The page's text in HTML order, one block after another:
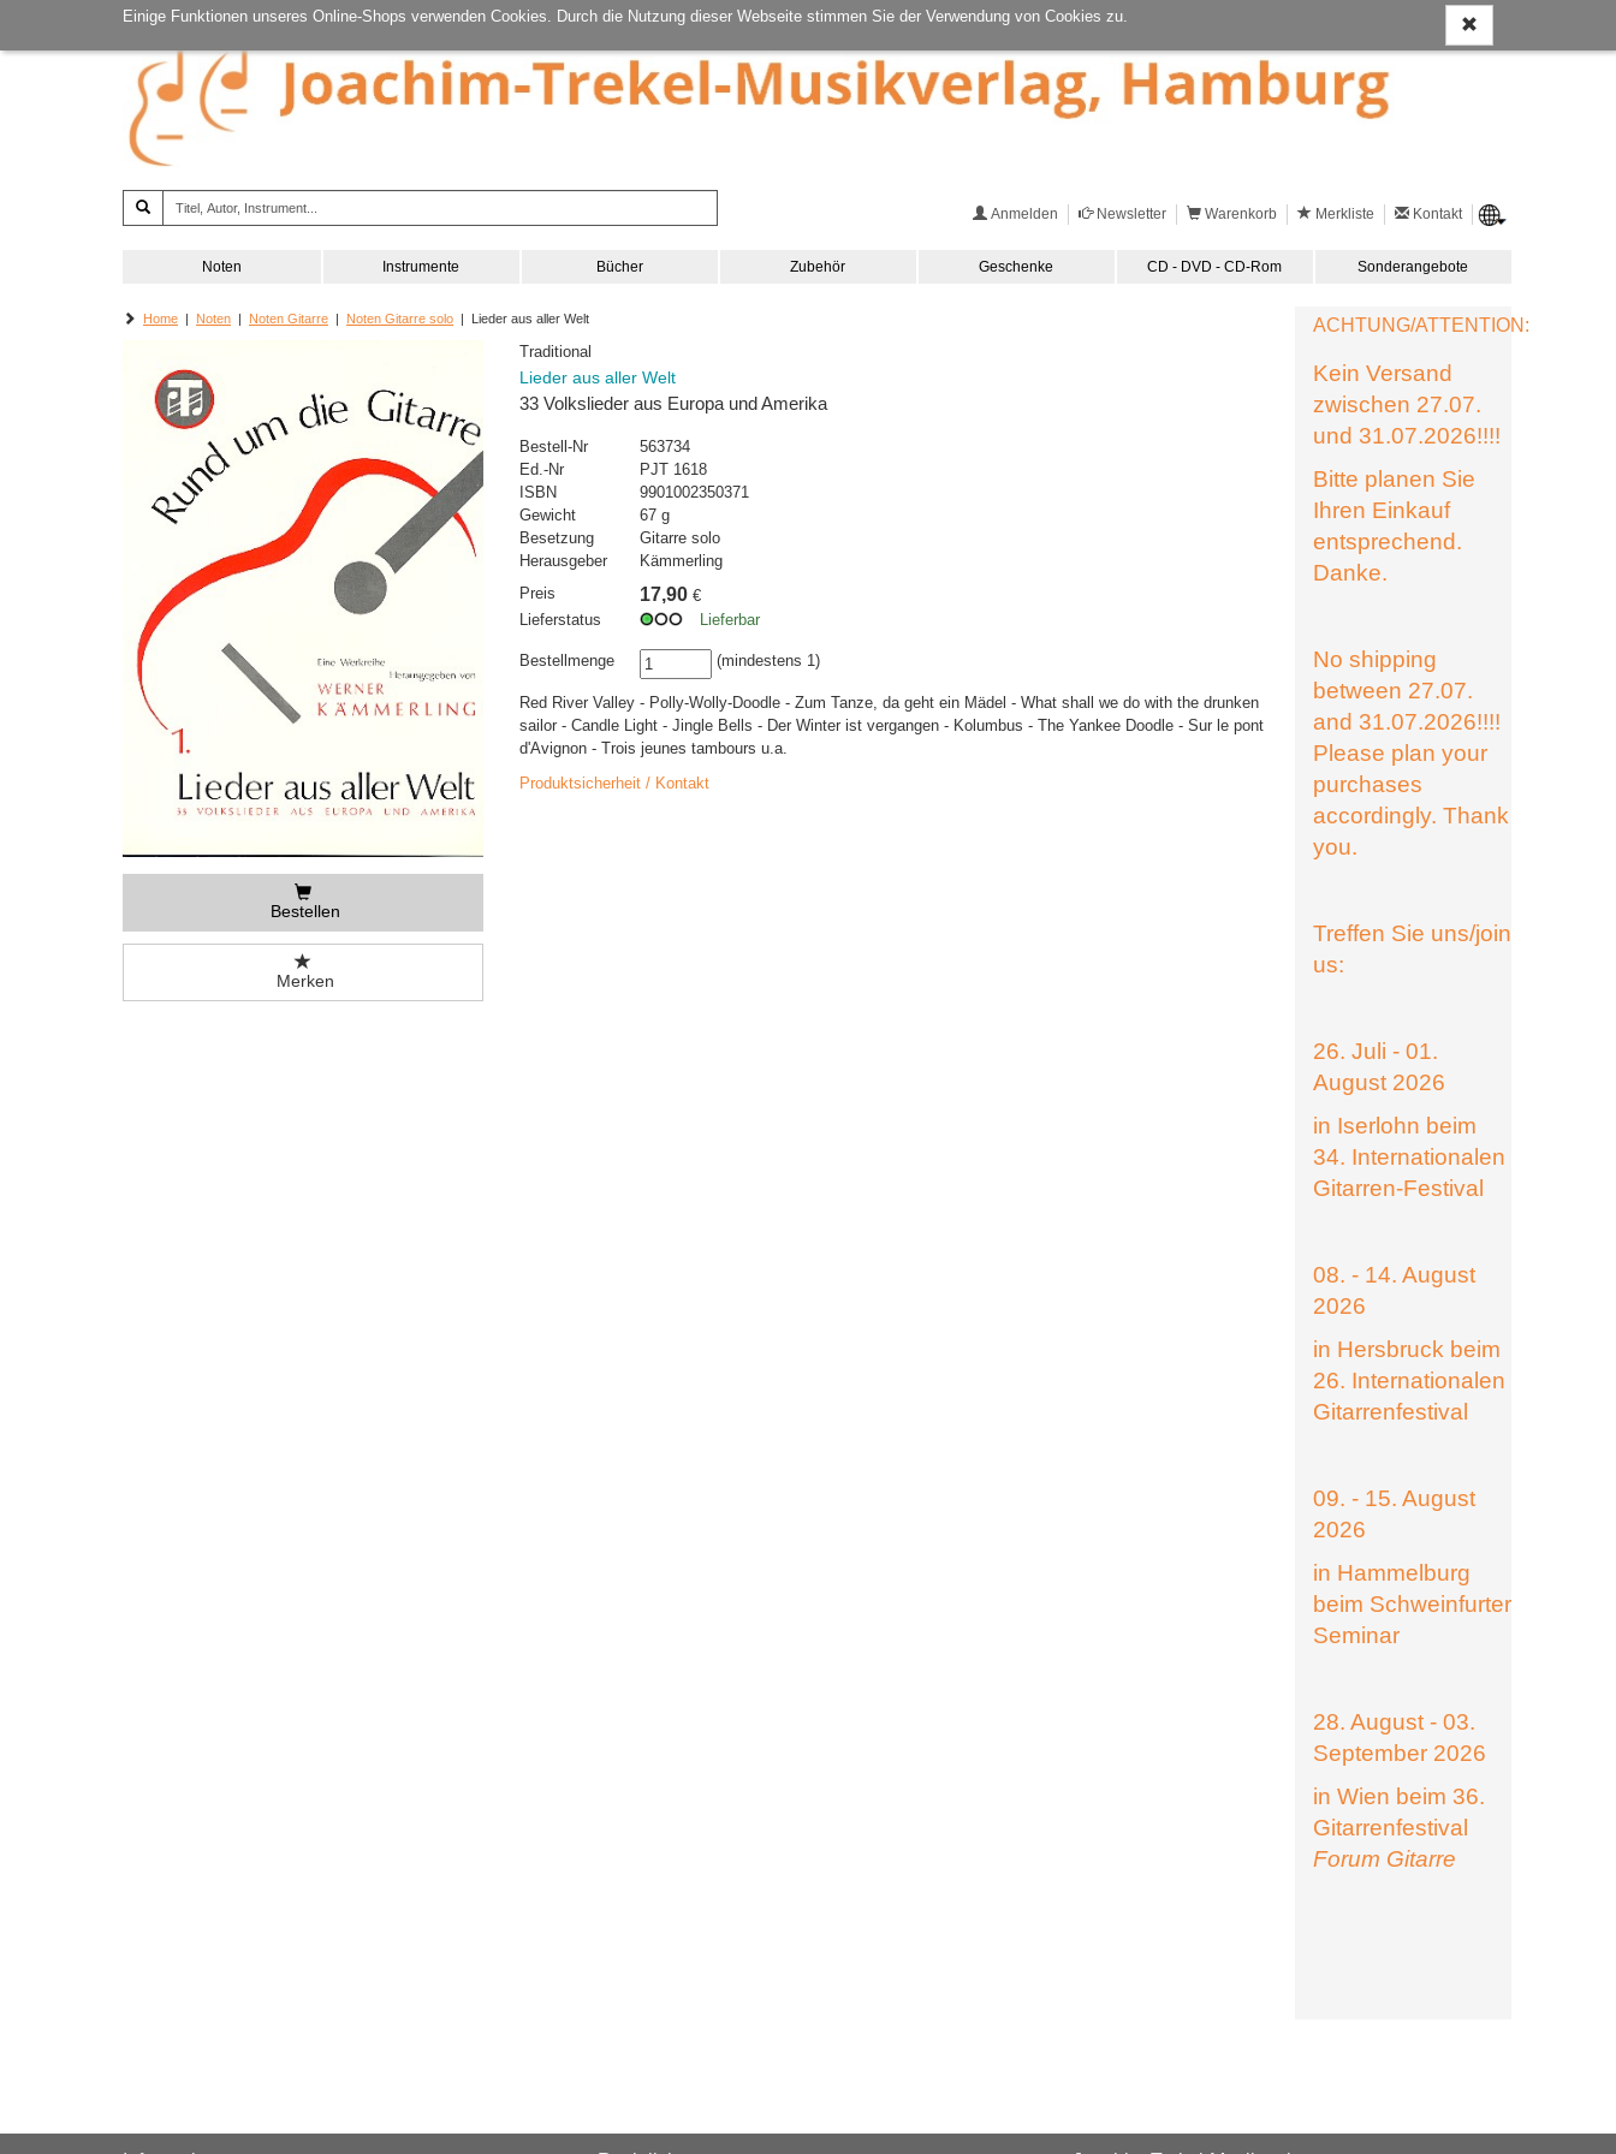
Einige Funktionen unseres Online-Shops verwenden Cookies. Durch die Nutzung dieser Webseite stimmen Sie der Verwendung von Cookies zu.
Anmelden Newsletter Warenkorb Merkliste Kontakt
Noten Instrumente Bücher Zubehör Geschenke CD - DVD - CD-Rom Sonderangebote
Home | Noten | Noten Gitarre | Noten Gitarre solo | Lieder aus aller Welt
Bestellen
Merken
Traditional
Lieder aus aller Welt
33 Volkslieder aus Europa und Amerika
Bestell-Nr
563734
Ed.-Nr
PJT 1618
ISBN
9901002350371
Gewicht
67 g
Besetzung
Gitarre solo
Herausgeber
Kämmerling
Preis
17,90 €
Lieferstatus
Lieferbar
Bestellmenge (mindestens 1)
Red River Valley - Polly-Wolly-Doodle - Zum Tanze, da geht ein Mädel - What shall we do with the drunken
sailor - Candle Light - Jingle Bells - Der Winter ist vergangen - Kolumbus - The Yankee Doodle - Sur le pont
d'Avignon - Trois jeunes tambours u.a.
Produktsicherheit / Kontakt
ACHTUNG/ATTENTION:
Kein Versand
zwischen 27.07.
und 31.07.2026!!!!
Bitte planen Sie
Ihren Einkauf
entsprechend.
Danke.
No shipping
between 27.07.
and 31.07.2026!!!!
Please plan your
purchases
accordingly. Thank
you.
Treffen Sie uns/join
us:
26. Juli - 01.
August 2026
in Iserlohn beim
34. Internationalen
Gitarren-Festival
08. - 14. August
2026
in Hersbruck beim
26. Internationalen
Gitarrenfestival
09. - 15. August
2026
in Hammelburg
beim Schweinfurter
Seminar
28. August - 03.
September 2026
in Wien beim 36.
Gitarrenfestival
Forum Gitarre